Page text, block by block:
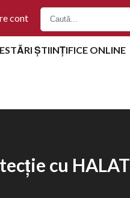
cont
ȘTIINȚIFICE ONLINE
cu HALAT